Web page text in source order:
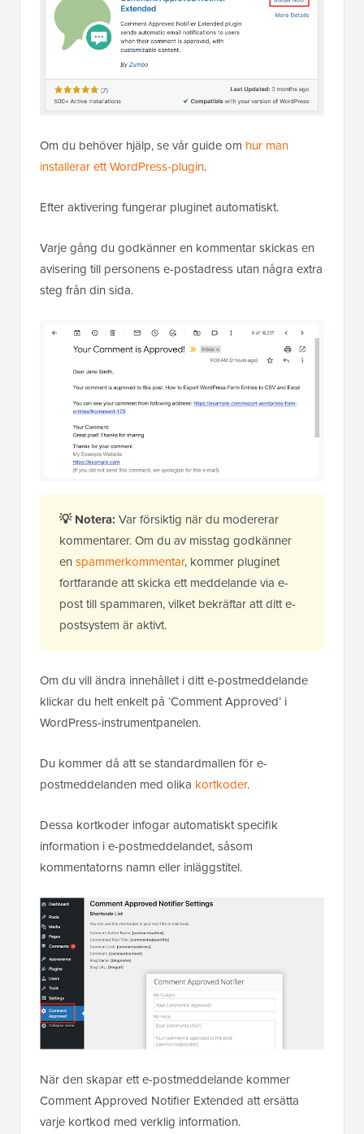
Om du behöver hjälp, se vår guide om hur man
installerar ett WordPress-plugin.
Efter aktivering fungerar pluginet automatiskt.
Varje gång du godkänner en kommentar skickas en
avisering till personens e-postadress utan några extra
steg från din sida.
💡 Notera: Var försiktig när du modererar
kommentarer. Om du av misstag godkänner
en spammerkommentar, kommer pluginet
fortfarande att skicka ett meddelande via e-
post till spammaren, vilket bekräftar att ditt e-
postsystem är aktivt.
Om du vill ändra innehållet i ditt e-postmeddelande
klickar du helt enkelt på ‘Comment Approved’ i
WordPress-instrumentpanelen.
Du kommer då att se standardmallen för e-
postmeddelanden med olika kortkoder.
Dessa kortkoder infogar automatiskt specifik
information i e-postmeddelandet, såsom
kommentatorns namn eller inläggstitel.
När den skapar ett e-postmeddelande kommer
Comment Approved Notifier Extended att ersätta
varje kortkod med verklig information.